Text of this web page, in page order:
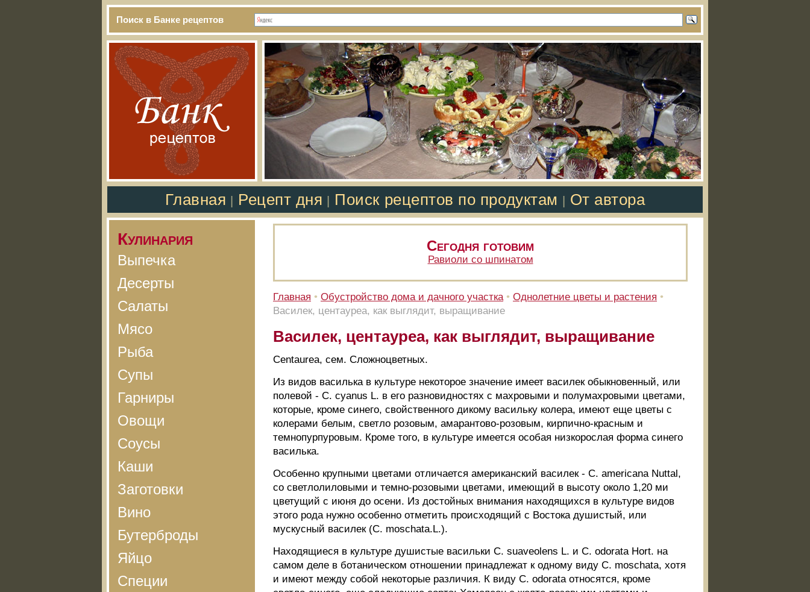
Поиск в Банке рецептов
Главная Рецепт дня Поиск рецептов по продуктам От автора
Кулинария
Выпечка
Десерты
Салаты
Мясо
Рыба
Супы
Гарниры
Овощи
Соусы
Каши
Заготовки
Вино
Бутерброды
Яйцо
Специи
Сегодня готовим
Равиоли со шпинатом
Главная • Обустройство дома и дачного участка • Однолетние цветы и растения •
Василек, центауреа, как выглядит, выращивание
Василек, центауреа, как выглядит, выращивание
Centaurea, сем. Сложноцветных.
Из видов василька в культуре некоторое значение имеет василек обыкновенный, или
полевой - С. cyanus L. в его разновидностях с махровыми и полумахровыми цветами,
которые, кроме синего, свойственного дикому васильку колера, имеют еще цветы с
колерами белым, светло розовым, амарантово-розовым, кирпично-красным и
темнопурпуровым. Кроме того, в культуре имеется особая низкорослая форма синего
василька.
Особенно крупными цветами отличается американский василек - С. americana Nuttal,
со светлолиловыми и темно-розовыми цветами, имеющий в высоту около 1,20 ми
цветущий с июня до осени. Из достойных внимания находящихся в культуре видов
этого рода нужно особенно отметить происходящий с Востока душистый, или
мускусный василек (С. moschata.L.).
Находящиеся в культуре душистые васильки С. suaveolens L. и С. odorata Hort. на
самом деле в ботаническом отношении принадлежат к одному виду С. moschata, хотя
и имеют между собой некоторые различия. К виду С. odorata относятся, кроме